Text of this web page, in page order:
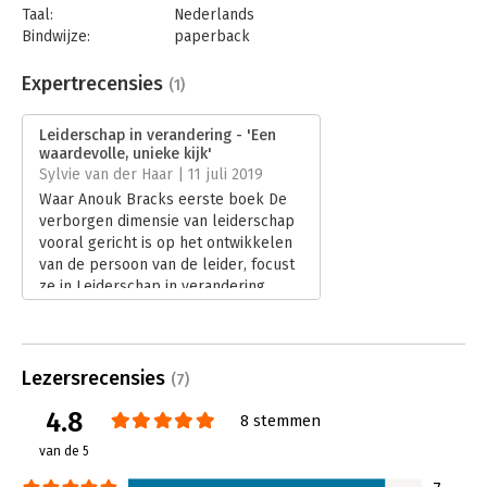
Consultancy, Bestuur VNO-NCW VrouwenNetwerk
'Leiderschap in een veranderende wereld die tegen grenzen
laat Anouk Brack op indringende en uitnodigende wijze zien
hoe vanuit verbinding, compassie en dynamiek, een nieuwe
vorm van leiderschap ontstaat die onszelf, onze organisatie en,
uiteindelijk, onze samenleving in staat stelt om tevreden en
duurzaam te kunnen leven.' - Arjen Wals, Hoogleraar
Transformatief Leren voor Sociaal-Ecologische Duurzaamheid,
Wageningen Universiteit
Taal:
Nederlands
Bindwijze:
paperback
Uitgever:
Uitgeverij Thema
Verschijningsdatum:
21-5-2019
Hoofdrubriek: Leiderschap,
Expertrecensies (1)
Leiderschap in verandering - 'Een
waardevolle, unieke kijk'
Sylvie van der Haar | 11 juli 2019
Waar Anouk Bracks eerste boek De
verborgen dimensie van leiderschap
vooral gericht is op het ontwikkelen
van de persoon van de leider, focust
ze in Leiderschap in verandering
Lezersrecensies (7)
4.8
van de 5
8 stemmen